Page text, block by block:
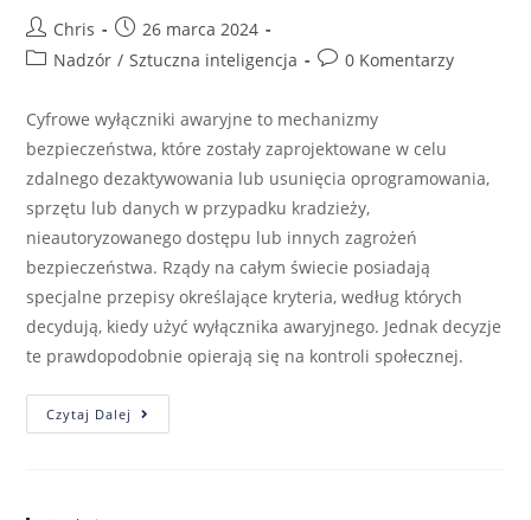
Chris
26 marca 2024
Nadzór / Sztuczna inteligencja 0 Komentarzy
Cyfrowe wyłączniki awaryjne to mechanizmy
bezpieczeństwa, które zostały zaprojektowane w celu
zdalnego dezaktywowania lub usunięcia oprogramowania,
sprzętu lub danych w przypadku kradzieży,
nieautoryzowanego dostępu lub innych zagrożeń
bezpieczeństwa. Rządy na całym świecie posiadają
specjalne przepisy określające kryteria, według których
decydują, kiedy użyć wyłącznika awaryjnego. Jednak decyzje
te prawdopodobnie opierają się na kontroli społecznej.
Czytaj Dalej